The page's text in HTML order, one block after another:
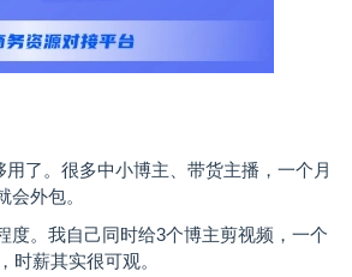
了。很多中小博主、带货主播，一个月
外包。
度。我自己同时给3个博主剪视频，一个
时薪其实很可观。